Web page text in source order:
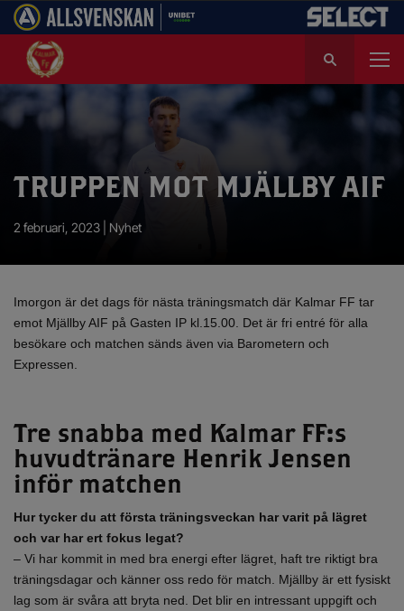
k
r
TRUPPEN MOT MJÄLLBY AIF
2 februari, 2023 | Nyhet
Imorgon är det dags för nästa träningsmatch där Kalmar FF tar
emot Mjällby AIF på Gasten IP kl.15.00. Det är fri entré för alla
besökare och matchen sänds även via Barometern och
Expressen.
Tre snabba med Kalmar FF:s
huvudtränare Henrik Jensen
inför matchen
Hur tycker du att första träningsveckan har varit på lägret
och var har ert fokus legat?
– Vi har kommit in med bra energi efter lägret, haft tre riktigt bra
träningsdagar och känner oss redo för match. Mjällby är ett fysiskt
lag som är svåra att bryta ned. Det blir en intressant uppgift och